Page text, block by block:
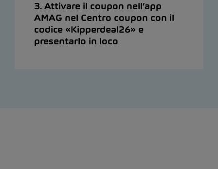
3. Attivare il coupon nell’app
AMAG nel Centro coupon con il
codice «Kipperdeal26» e
presentarlo in loco